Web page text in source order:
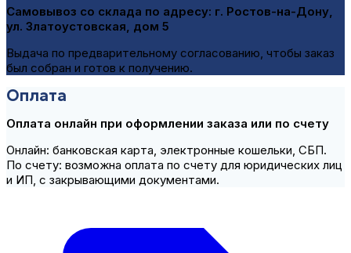
Самовывоз со склада по адресу: г. Ростов-на-Дону,
ул. Златоустовская, дом 5
Выдача по предварительному согласованию, чтобы заказ
был собран и готов к получению.
Оплата
Оплата онлайн при оформлении заказа или по счету
Онлайн: банковская карта, электронные кошельки, СБП.
По счету: возможна оплата по счету для юридических лиц
и ИП, с закрывающими документами.